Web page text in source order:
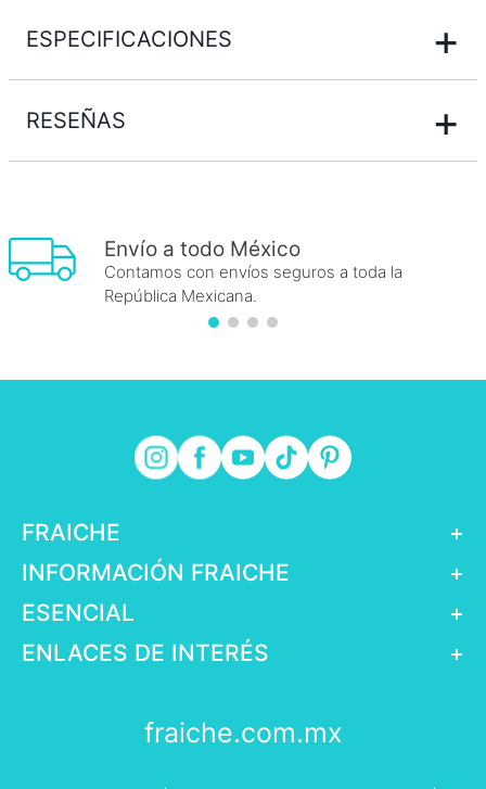
ESPECIFICACIONES +
RESEÑAS +
Envío a todo México
Contamos con envíos seguros a toda la
República Mexicana.
FRAICHE
+
INFORMACIÓN FRAICHE
+
ESENCIAL
+
ENLACES DE INTERÉS
+
fraiche.com.mx